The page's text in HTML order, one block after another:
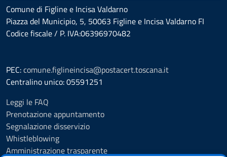
Comune di Figline e Incisa Valdarno
Piazza del Municipio, 5, 50063 Figline e Incisa Valdarno FI
Codice fiscale / P. IVA:06396970482
PEC:comune.figlineincisa@postacert.toscana.it
Centralino unico: 05591251
Leggi le FAQ
Prenotazione appuntamento
Segnalazione disservizio
Whistleblowing
Amministrazione trasparente